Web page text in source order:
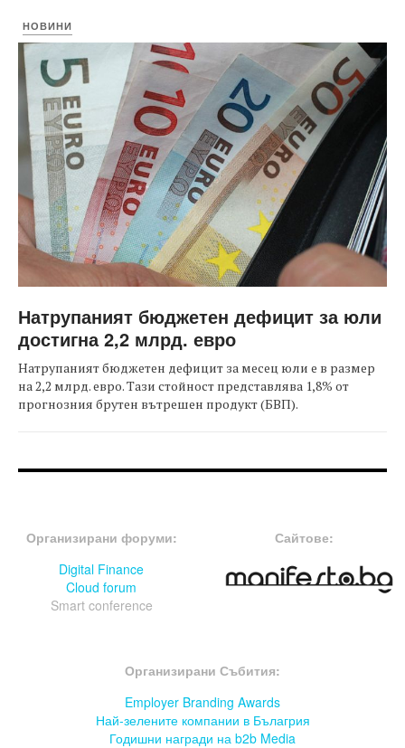
НОВИНИ
Натрупаният бюджетен дефицит за юли
достигна 2,2 млрд. евро
Натрупаният бюджетен дефицит за месец юли е в размер
на 2,2 млрд. евро. Тази стойност представлява 1,8% от
прогнозния брутен вътрешен продукт (БВП).
Организирани форуми:
Digital Finance
Cloud forum
Smart conference
Сайтове:
Организирани Събития:
Employer Branding Awards
Най-зелените компании в Бълагрия
Годишни награди на b2b Media